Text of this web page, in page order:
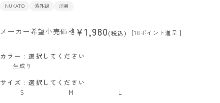
NUKATO 紫外線 消臭
メーカー希望小売価格 ¥1,980 税込 [18ポイント進呈 ]
サイズ 選択してください
S M L
カラー 選択してください
生成り